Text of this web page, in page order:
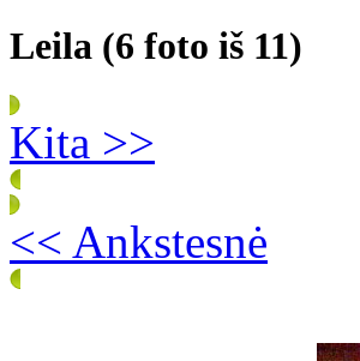
Leila (6 foto iš 11)
Kita >>
<< Ankstesnė